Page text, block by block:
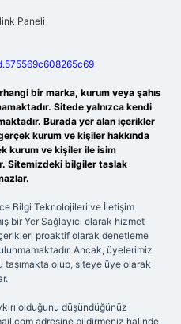
bir marka, kurum veya şahıs
Sitede yalnızca kendi
Burada yer alan içerikler
kurum ve kişiler hakkında
kurum ve kişiler ile isim
Sitemizdeki bilgiler taslak
Bilgi Teknolojileri ve İletişim
bir Yer Sağlayıcı olarak hizmet
proaktif olarak denetleme
Ancak, üyelerimiz
taşımakta olup, siteye üye olarak
olduğunu düşündüğünüz
adresine bildirmeniz halinde,